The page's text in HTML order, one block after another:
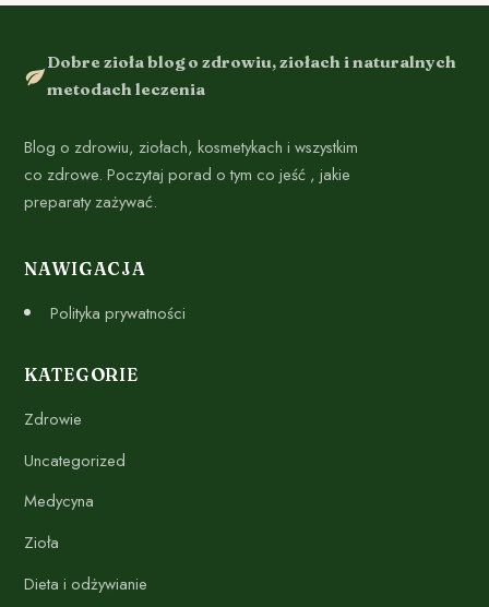
Dobre zioła blog o zdrowiu, ziołach i naturalnych
metodach leczenia
Blog o zdrowiu, ziołach, kosmetykach i wszystkim
co zdrowe. Poczytaj porad o tym co jeść , jakie
preparaty zażywać.
NAWIGACJA
Polityka prywatności
KATEGORIE
Zdrowie
Uncategorized
Medycyna
Zioła
Dieta i odżywianie